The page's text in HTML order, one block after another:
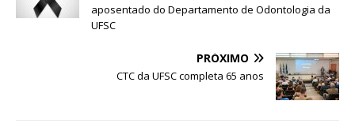
aposentado do Departamento de Odontologia da
UFSC
PRÓXIMO
CTC da UFSC completa 65 anos